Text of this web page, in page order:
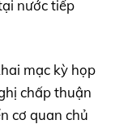
nước tiếp
mạc kỳ họp
chấp thuận
cơ quan chủ